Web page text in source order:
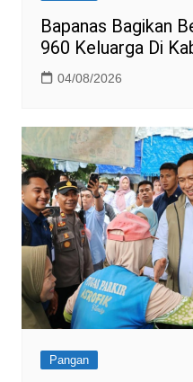
Bapanas Bagikan
960 Keluarga Di
04/08/2026
Pangan